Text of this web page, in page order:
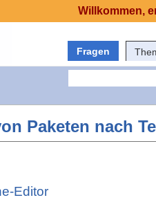
Fragen
Paketen nach
Editor
Willkommen,